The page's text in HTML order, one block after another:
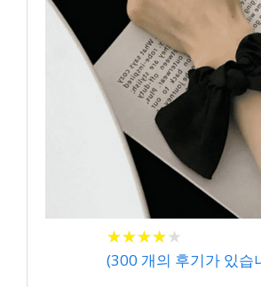
★★★★★
★★★★★
(300 개의 후기가 있습